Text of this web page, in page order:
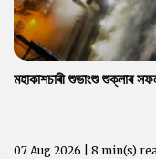
মহাকাশচাৰী শুভাংশু শুক্লাৰ
07 Aug 2026 | 8 min(s)